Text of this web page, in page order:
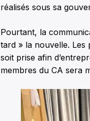
réalisés sous sa
Pourtant, la
tard » la nouvelle. Les
soit prise afin
membres du CA sera